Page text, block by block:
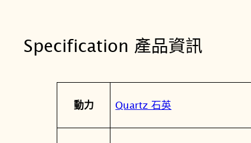
Specification 產品資訊
值
動力 Quartz 石英